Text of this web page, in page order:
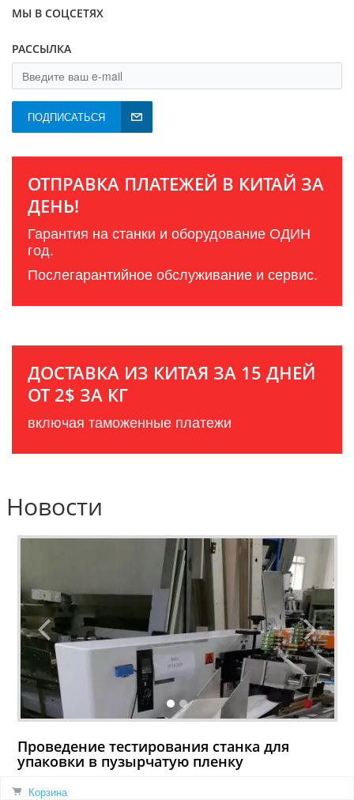
МЫ В СОЦСЕТЯХ
РАССЫЛКА
ПОДПИСАТЬСЯ
ОТПРАВКА ПЛАТЕЖЕЙ В КИТАЙ ЗА
ДЕНЬ!
Гарантия на станки и оборудование ОДИН
год.
Послегарантийное обслуживание и сервис.
ДОСТАВКА ИЗ КИТАЯ ЗА 15 ДНЕЙ
ОТ 2$ ЗА КГ
включая таможенные платежи
Новости
Проведение тестирования станка для
упаковки в пузырчатую пленку
02.08.2026
Корзина